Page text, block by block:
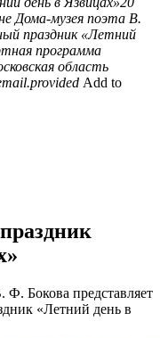
Дома-музея поэта В.
праздник «Летний
программа
область
Add to
Бокова представляет
«Летний день в